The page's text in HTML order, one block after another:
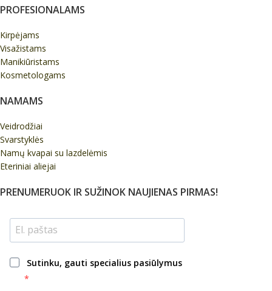
PROFESIONALAMS
Kirpėjams
Visažistams
Manikiūristams
Kosmetologams
NAMAMS
Veidrodžiai
Svarstyklės
Namų kvapai su lazdelėmis
Eteriniai aliejai
PRENUMERUOK IR SUŽINOK NAUJIENAS PIRMAS!
Sutinku, gauti specialius pasiūlymus